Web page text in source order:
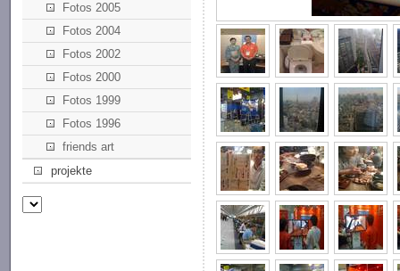
Fotos 2005
Fotos 2004
Fotos 2002
Fotos 2000
Fotos 1999
Fotos 1996
friends art
projekte